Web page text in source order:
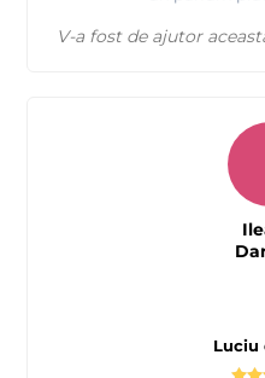
V-a fost de ajutor
Luciu